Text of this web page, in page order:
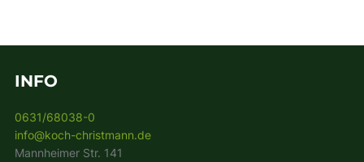
INFO
0631/68038-0
info@koch-christmann.de
Mannheimer Str. 141